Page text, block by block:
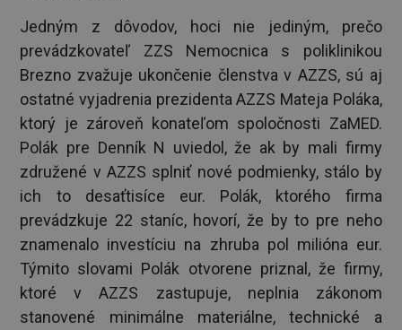
Jedným z dôvodov, hoci nie jediným, prečo
prevádzkovateľ ZZS Nemocnica s poliklinikou
Brezno zvažuje ukončenie členstva v AZZS, sú aj
ostatné vyjadrenia prezidenta AZZS Mateja Poláka,
ktorý je zároveň konateľom spoločnosti ZaMED.
Polák pre Denník N uviedol, že ak by mali firmy
združené v AZZS splniť nové podmienky, stálo by
ich to desaťtisíce eur. Polák, ktorého firma
prevádzkuje 22 staníc, hovorí, že by to pre neho
znamenalo investíciu na zhruba pol milióna eur.
Týmito slovami Polák otvorene priznal, že firmy,
ktoré v AZZS zastupuje, neplnia zákonom
stanovené minimálne materiálne, technické a